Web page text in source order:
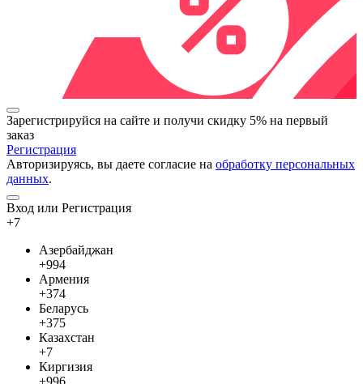
Зарегистрируйся на сайте и получи скидку 5% на первый
заказ
Регистрация
Авторизируясь, вы даете согласие на обработку персональных
данных.
Вход или Регистрация
+7
Азербайджан
+994
Армения
+374
Беларусь
+375
Казахстан
+7
Киргизия
+996